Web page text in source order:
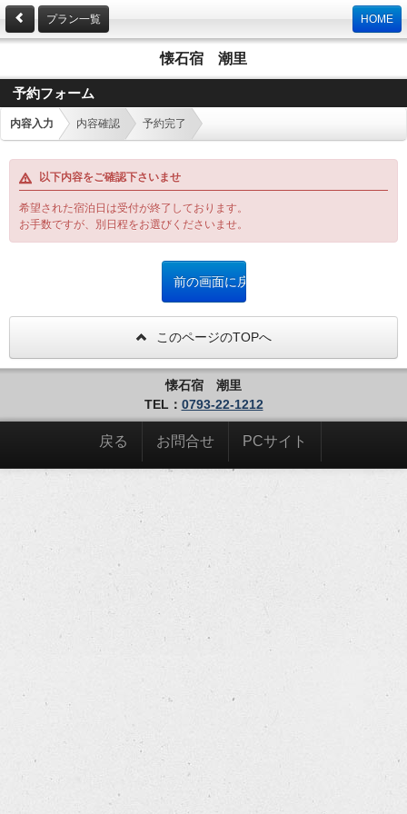
プラン一覧 HOME
懐石宿 潮里
予約フォーム
内容入力 内容確認 予約完了
以下内容をご確認下さいませ
希望された宿泊日は受付が終了しております。
お手数ですが、別日程をお選びくださいませ。
このページのTOPへ
懐石宿 潮里
TEL： 0793-22-1212
戻る お問合せ PCサイト